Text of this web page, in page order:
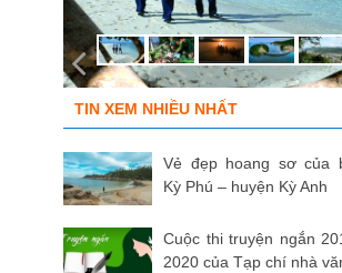
TIN XEM NHIỀU NHẤT
Vẻ đẹp hoang sơ của
Kỳ Phú – huyện Kỳ Anh
Cuộc thi truyện ngắn
2020 của Tạp chí nhà